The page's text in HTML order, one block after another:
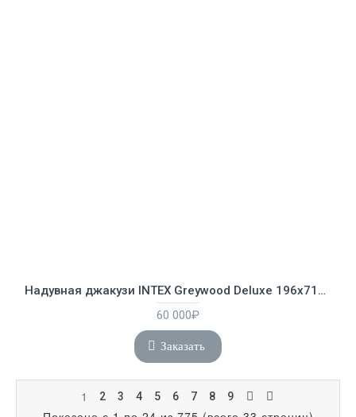
Надувная джакузи INTEX Greywood Deluxe 196x71см-4 персоны ; артикул 28440
60 000₽
Заказать
1 2 3 4 5 6 7 8 9